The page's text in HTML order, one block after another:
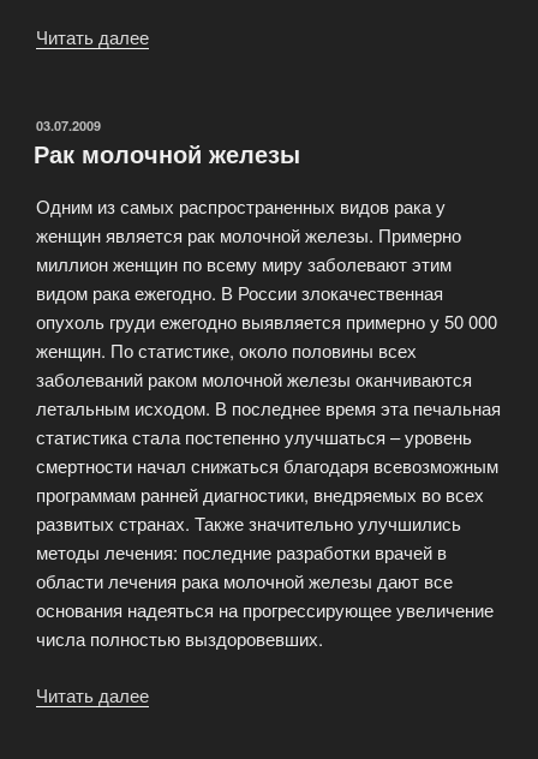
Читать далее
ОПУБЛИКОВАНО
03.07.2009
Рак молочной железы
Одним из самых распространенных видов рака у
женщин является рак молочной железы. Примерно
миллион женщин по всему миру заболевают этим
видом рака ежегодно. В России злокачественная
опухоль груди ежегодно выявляется примерно у 50 000
женщин. По статистике, около половины всех
заболеваний раком молочной железы оканчиваются
летальным исходом. В последнее время эта печальная
статистика стала постепенно улучшаться – уровень
смертности начал снижаться благодаря всевозможным
программам ранней диагностики, внедряемых во всех
развитых странах. Также значительно улучшились
методы лечения: последние разработки врачей в
области лечения рака молочной железы дают все
основания надеяться на прогрессирующее увеличение
числа полностью выздоровевших.
Читать далее